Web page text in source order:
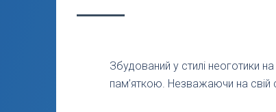
Збудований у стилі неоготики
пам’яткою. Незважаючи на свій